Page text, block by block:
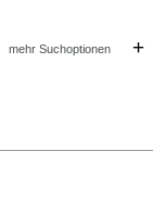
mehr Suchoptionen +